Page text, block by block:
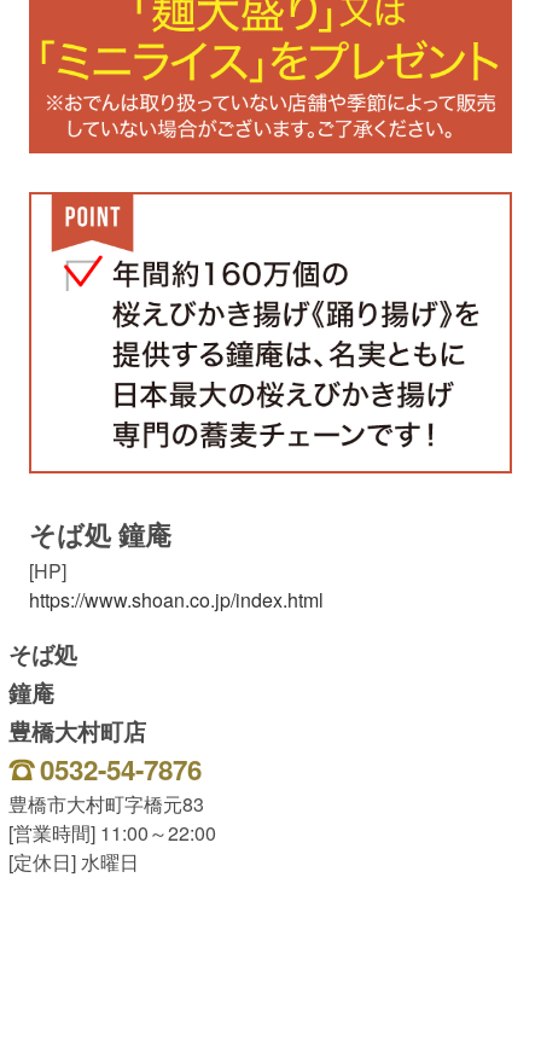
そば処 鐘庵
[HP]
https://www.shoan.co.jp/index.html
そば処
鐘庵
豊橋大村町店
0532-54-7876
豊橋市大村町字橋元83
[営業時間] 11:00～22:00
[定休日] 水曜日